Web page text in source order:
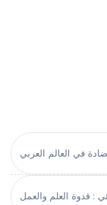
في العالم العربي
: قدوة العلم والعمل